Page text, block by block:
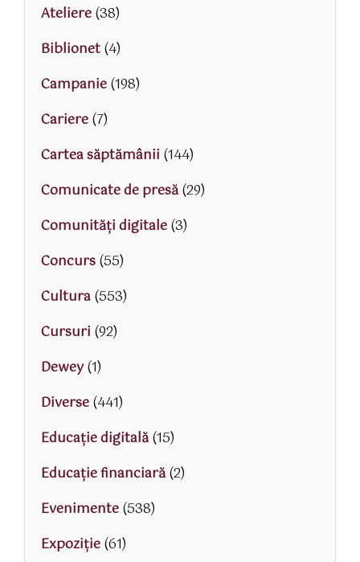
Ateliere(38)
Biblionet(4)
Campanie(198)
Cariere(7)
Cartea săptămânii (144)
Comunicate de presă(29)
Comunități digitale(3)
Concurs(55)
Cultura(553)
Cursuri (92)
Dewey(1)
Diverse(441)
Educaţie digitală(15)
Educaţie financiară(2)
Evenimente(538)
Expoziție(61)